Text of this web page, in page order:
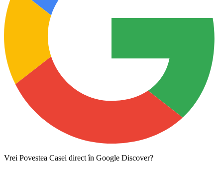
Vrei Povestea Casei direct în Google Discover?